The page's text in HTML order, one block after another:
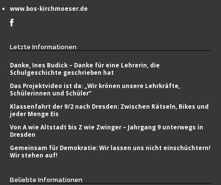
www.bos-kirchmoeser.de
Letzte Informationen
Danke, Ines Budick – Danke für eine Lehrerin, die
Schulgeschichte geschrieben hat
Das Projektvideo ist da: „Wir krönen unsere Lehrkräfte,
Schülerinnen und Schüler“
Klassenfahrt der 9/2 nach Dresden: Zwischen Rätseln, Bikes und
jeder Menge Eis
Von A wie Altstadt bis Z wie Zwinger – Jahrgang 9 unterwegs in
Dresden
Gemeinsam für Demokratie: Wir lassen uns nicht einschüchtern!
Wir stehen auf!
Beliebte Informationen